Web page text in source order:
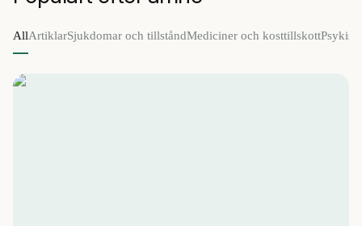
AllArtiklarSjukdomar och tillståndMediciner och kosttillskottPsykisk